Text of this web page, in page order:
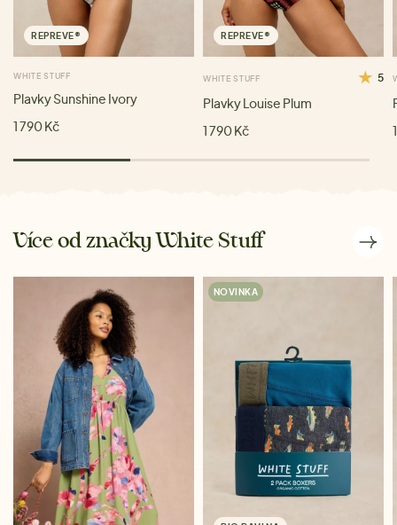
REPREVE®
WHITE STUFF
Plavky Sunshine Ivory
1 790 Kč
REPREVE®
WHITE STUFF 5
Plavky Louise Plum
1 790 Kč
Více od značky White Stuff
NOVINKA